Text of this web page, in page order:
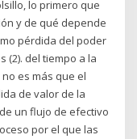
lo primero que
y de qué depende
pérdida del poder
(2). del tiempo a la
es más que el
de valor de la
un flujo de efectivo
por el que las